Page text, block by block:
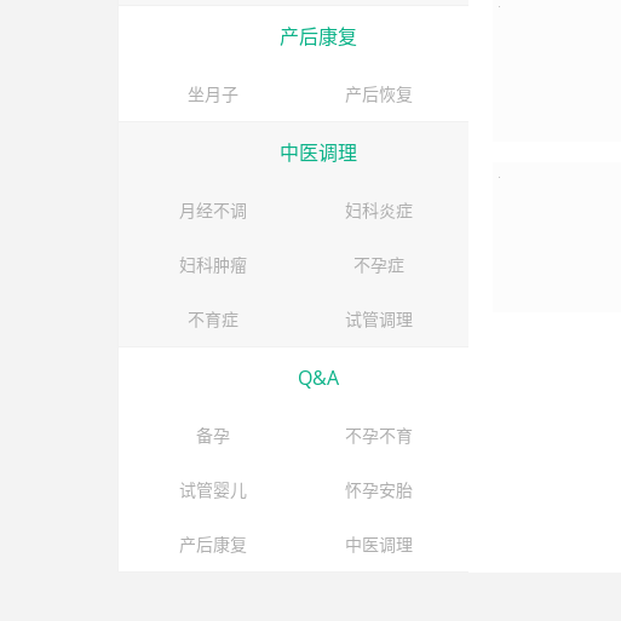
产后康复
坐月子 产后恢复
中医调理
月经不调 妇科炎症
妇科肿瘤 不孕症
不育症 试管调理
Q&A
备孕 不孕不育
试管婴儿 怀孕安胎
产后康复 中医调理